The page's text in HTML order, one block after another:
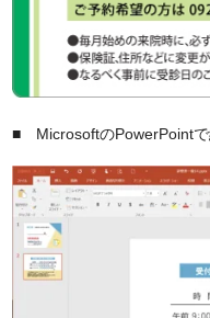
■ MicrosoftのPowerPointで